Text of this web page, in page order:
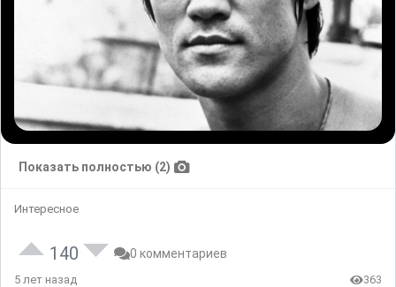
Показать полностью (2)
Интересное
140 0 комментариев
5 лет назад 363